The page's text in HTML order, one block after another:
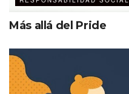
Fotos: @TalentoXcaret
Más allá del Pride